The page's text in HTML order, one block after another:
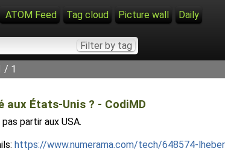
ATOM Feed Tag cloud Picture wall Daily
/ 1
États-Unis ? - CodiMD
partir aux USA.
https://www.numerama.com/tech/648574-